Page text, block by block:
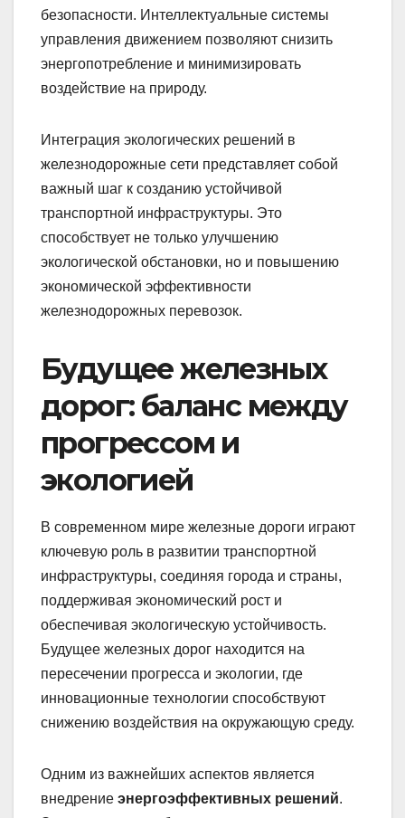
безопасности. Интеллектуальные системы
управления движением позволяют снизить
энергопотребление и минимизировать
воздействие на природу.
Интеграция экологических решений в
железнодорожные сети представляет собой
важный шаг к созданию устойчивой
транспортной инфраструктуры. Это
способствует не только улучшению
экологической обстановки, но и повышению
экономической эффективности
железнодорожных перевозок.
Будущее железных
дорог: баланс между
прогрессом и
экологией
В современном мире железные дороги играют
ключевую роль в развитии транспортной
инфраструктуры, соединяя города и страны,
поддерживая экономический рост и
обеспечивая экологическую устойчивость.
Будущее железных дорог находится на
пересечении прогресса и экологии, где
инновационные технологии способствуют
снижению воздействия на окружающую среду.
Одним из важнейших аспектов является
внедрение энергоэффективных решений.